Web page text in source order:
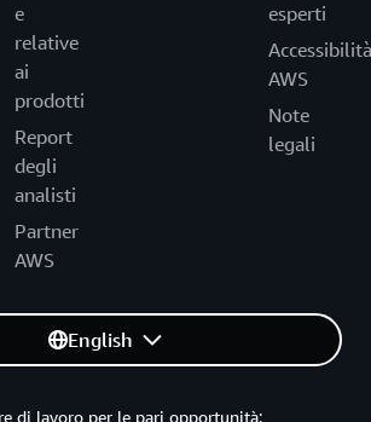
e
relative
ai
prodotti
Report
degli
analisti
Partner
AWS
esperti
Accessibilità
AWS
Note
legali
English
di lavoro per le pari opportunità: